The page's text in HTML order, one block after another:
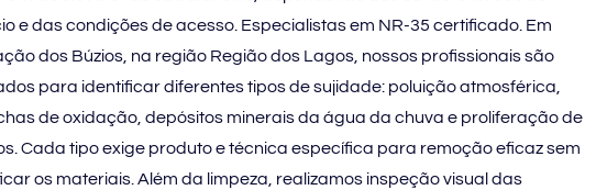
e das condições de acesso. Especialistas em NR-35 certificado. Em
dos Búzios, na região Região dos Lagos, nossos profissionais são
para identificar diferentes tipos de sujidade: poluição atmosférica,
de oxidação, depósitos minerais da água da chuva e proliferação de
Cada tipo exige produto e técnica específica para remoção eficaz sem
os materiais. Além da limpeza, realizamos inspeção visual das